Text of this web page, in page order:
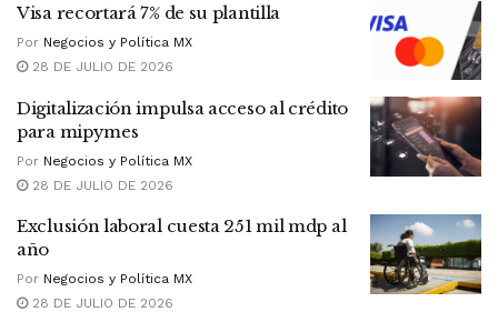
Visa recortará 7% de su plantilla
Por Negocios y Política MX
28 DE JULIO DE 2026
Digitalización impulsa acceso al crédito
para mipymes
Por Negocios y Política MX
28 DE JULIO DE 2026
Exclusión laboral cuesta 251 mil mdp al
año
Por Negocios y Política MX
28 DE JULIO DE 2026